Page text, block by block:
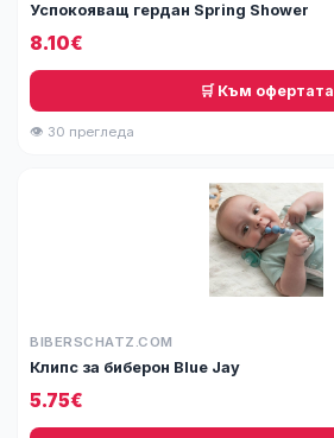
Успокояващ гердан Spring Shower
8.10€
🛒 Към офертата
👁 30 прегледа
BIBERSCHATZ.COM
Клипс за биберон Blue Jay
5.75€